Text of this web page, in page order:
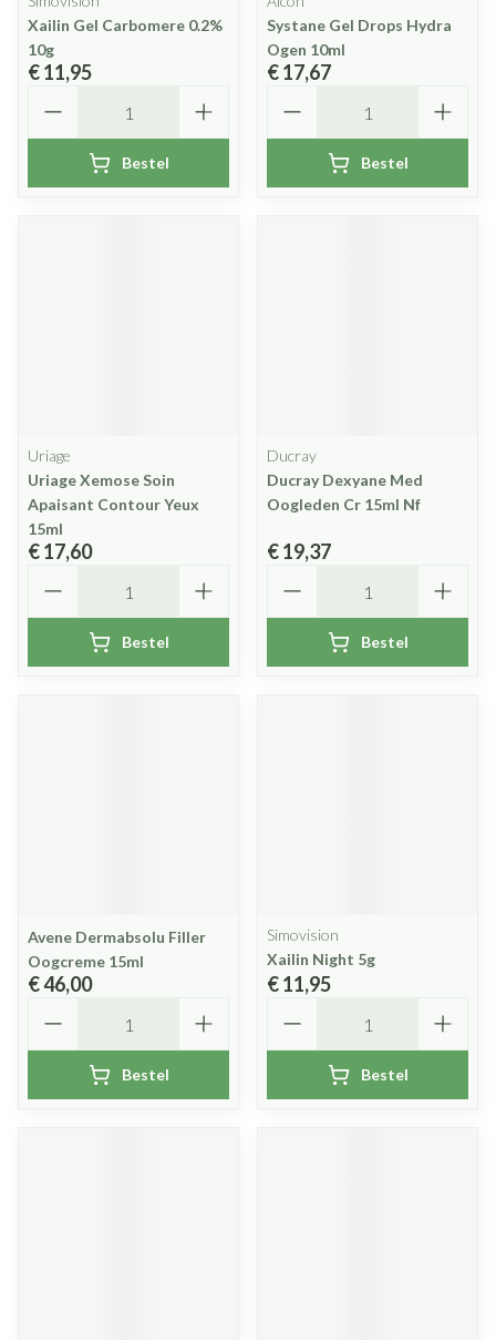
Xailin Gel Carbomere 0.2%
10g
€ 11,95
Bestel
Systane Gel Drops Hydra
Ogen 10ml
€ 17,67
Bestel
Uriage
Uriage Xemose Soin
Apaisant Contour Yeux
15ml
€ 17,60
Bestel
Ducray
Ducray Dexyane Med
Oogleden Cr 15ml Nf
€ 19,37
Bestel
Avene Dermabsolu Filler
Oogcreme 15ml
€ 46,00
Bestel
Simovision
Xailin Night 5g
€ 11,95
Bestel